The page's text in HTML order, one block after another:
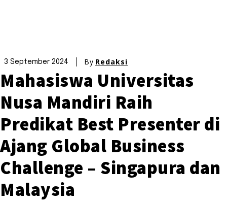
3 September 2024 By Redaksi
Mahasiswa Universitas
Nusa Mandiri Raih
Predikat Best Presenter di
Ajang Global Business
Challenge – Singapura dan
Malaysia